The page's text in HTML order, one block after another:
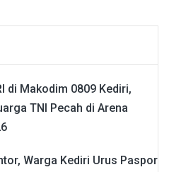
di Makodim 0809 Kediri,
TNI Pecah di Arena
Warga Kediri Urus Paspor